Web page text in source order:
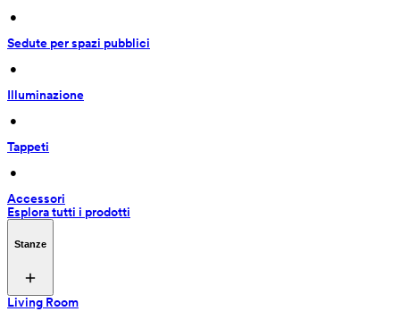
•
Sedute per spazi pubblici
•
Illuminazione
•
Tappeti
•
Accessori
Esplora tutti i prodotti
Stanze
Living Room